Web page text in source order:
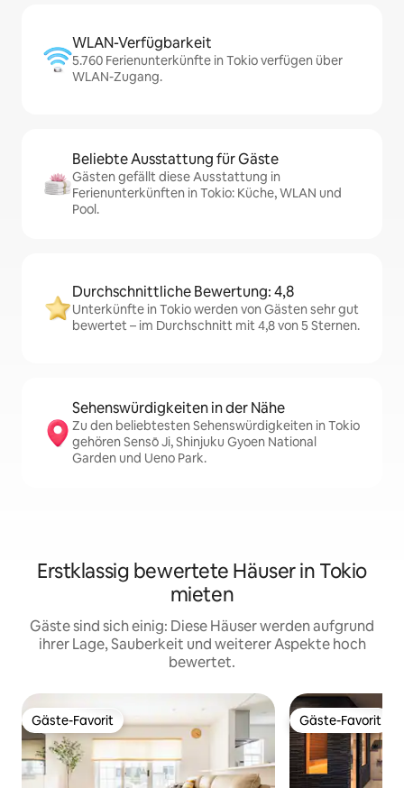
WLAN-Verfügbarkeit
5.760 Ferienunterkünfte in Tokio verfügen über
WLAN-Zugang.
Beliebte Ausstattung für Gäste
Gästen gefällt diese Ausstattung in
Ferienunterkünften in Tokio: Küche, WLAN und
Pool.
Durchschnittliche Bewertung: 4,8
Unterkünfte in Tokio werden von Gästen sehr gut
bewertet – im Durchschnitt mit 4,8 von 5 Sternen.
Sehenswürdigkeiten in der Nähe
Zu den beliebtesten Sehenswürdigkeiten in Tokio
gehören Sensō Ji, Shinjuku Gyoen National
Garden und Ueno Park.
Erstklassig bewertete Häuser in Tokio
mieten
Gäste sind sich einig: Diese Häuser werden aufgrund
ihrer Lage, Sauberkeit und weiterer Aspekte hoch
bewertet.
Gäste-Favorit
Gäste-Favorit Gäste-Favorit
Gäste-Favorit